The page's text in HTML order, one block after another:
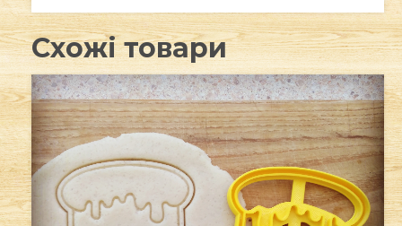
Схожі товари